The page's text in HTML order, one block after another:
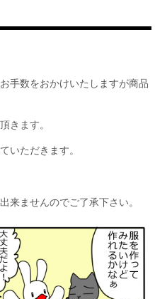
手数をおかけいたしますが商品
きます。
いただきます。
来ませんのでご了承下さい。